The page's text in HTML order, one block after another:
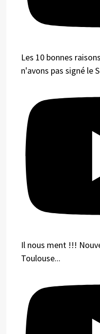
Les 10 bonnes
n'avons pas signé le
Il nous ment !!!
Toulouse...